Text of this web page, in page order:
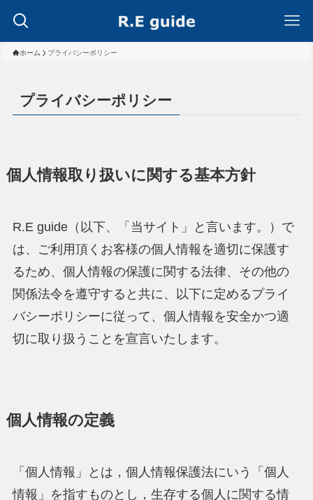
ホーム プライバシーポリシー
プライバシーポリシー
個人情報取り扱いに関する基本方針
R.E guide（以下、「当サイト」と言います。）で
は、ご利用頂くお客様の個人情報を適切に保護す
るため、個人情報の保護に関する法律、その他の
関係法令を遵守すると共に、以下に定めるプライ
バシーポリシーに従って、個人情報を安全かつ適
切に取り扱うことを宣言いたします。
個人情報の定義
「個人情報」とは，個人情報保護法にいう「個人
情報」を指すものとし，生存する個人に関する情